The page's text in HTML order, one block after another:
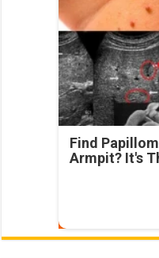
Find
Armpit? It's